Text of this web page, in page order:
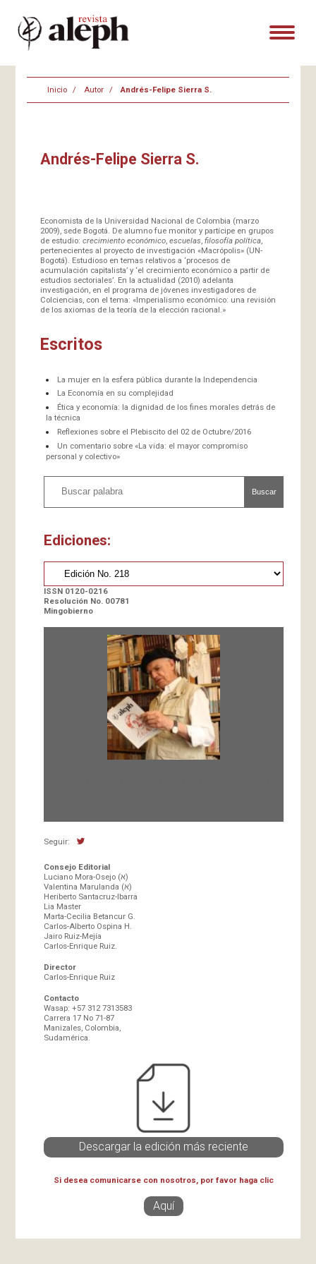
Inicio Autor Andrés-Felipe Sierra S.
Andrés-Felipe Sierra S.
Economista de la Universidad Nacional de Colombia (marzo
2009), sede Bogotá. De alumno fue monitor y partícipe en grupos
de estudio: crecimiento económico, escuelas filosofía política,
pertenecientes al proyecto de investigación «Macrópolis» (UN-
Bogotá). Estudioso en temas relativos a ‘procesos de
acumulación capitalista’ y ‘el crecimiento económico a partir de
estudios sectoriales’. En la actualidad (2010) adelanta
investigación, en el programa de jóvenes investigadores de
Colciencias, con el tema: «Imperialismo económico: una revisión
de los axiomas de la teoría de la elección racional.»
Escritos
La mujer en la esfera pública durante la Independencia
La Economía en su complejidad
Ética y economía: la dignidad de los fines morales detrás de
la técnica
Reflexiones sobre el Plebiscito del 02 de Octubre/2016
Un comentario sobre «La vida: el mayor compromiso
personal y colectivo»
Buscar
Ediciones:
ISSN 0120-0216
Resolución No. 00781
Mingobierno
Seguir:
Consejo Editorial
Luciano Mora-Osejo (א)
Valentina Marulanda (א)
Heriberto Santacruz-Ibarra
Lia Master
Marta-Cecilia Betancur G.
Carlos-Alberto Ospina H.
Jairo Ruiz-Mejía
Carlos-Enrique Ruiz.
Director
Carlos-Enrique Ruiz
Contacto
Wasap: +57 312 7313583
Carrera 17 No 71-87
Manizales, Colombia,
Sudamérica.
Descargar la edición más reciente
Si desea comunicarse con nosotros, por favor haga clic
Aquí